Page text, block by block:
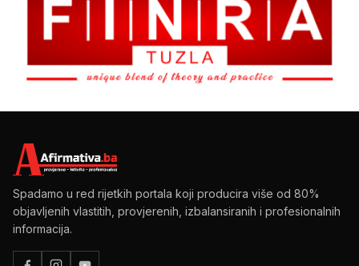
Spadamo u red rijetkih portala koji producira više od 80%
objavljenih vlastitih, provjerenih, izbalansiranih i profesionalnih
informacija.